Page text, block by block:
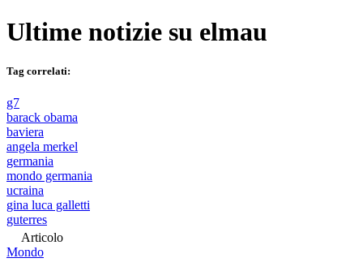
Ultime notizie su elmau
Tag correlati:
g7
barack obama
baviera
angela merkel
germania
mondo germania
ucraina
gina luca galletti
guterres
Articolo
Mondo